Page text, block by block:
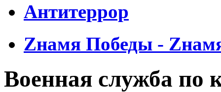
Антитеррор
Zнамя Победы -
Военная служба по